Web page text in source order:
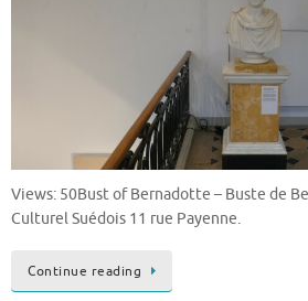
Views: 50Bust of Bernadotte – Buste de
Culturel Suédois 11 rue Payenne.
Continue reading